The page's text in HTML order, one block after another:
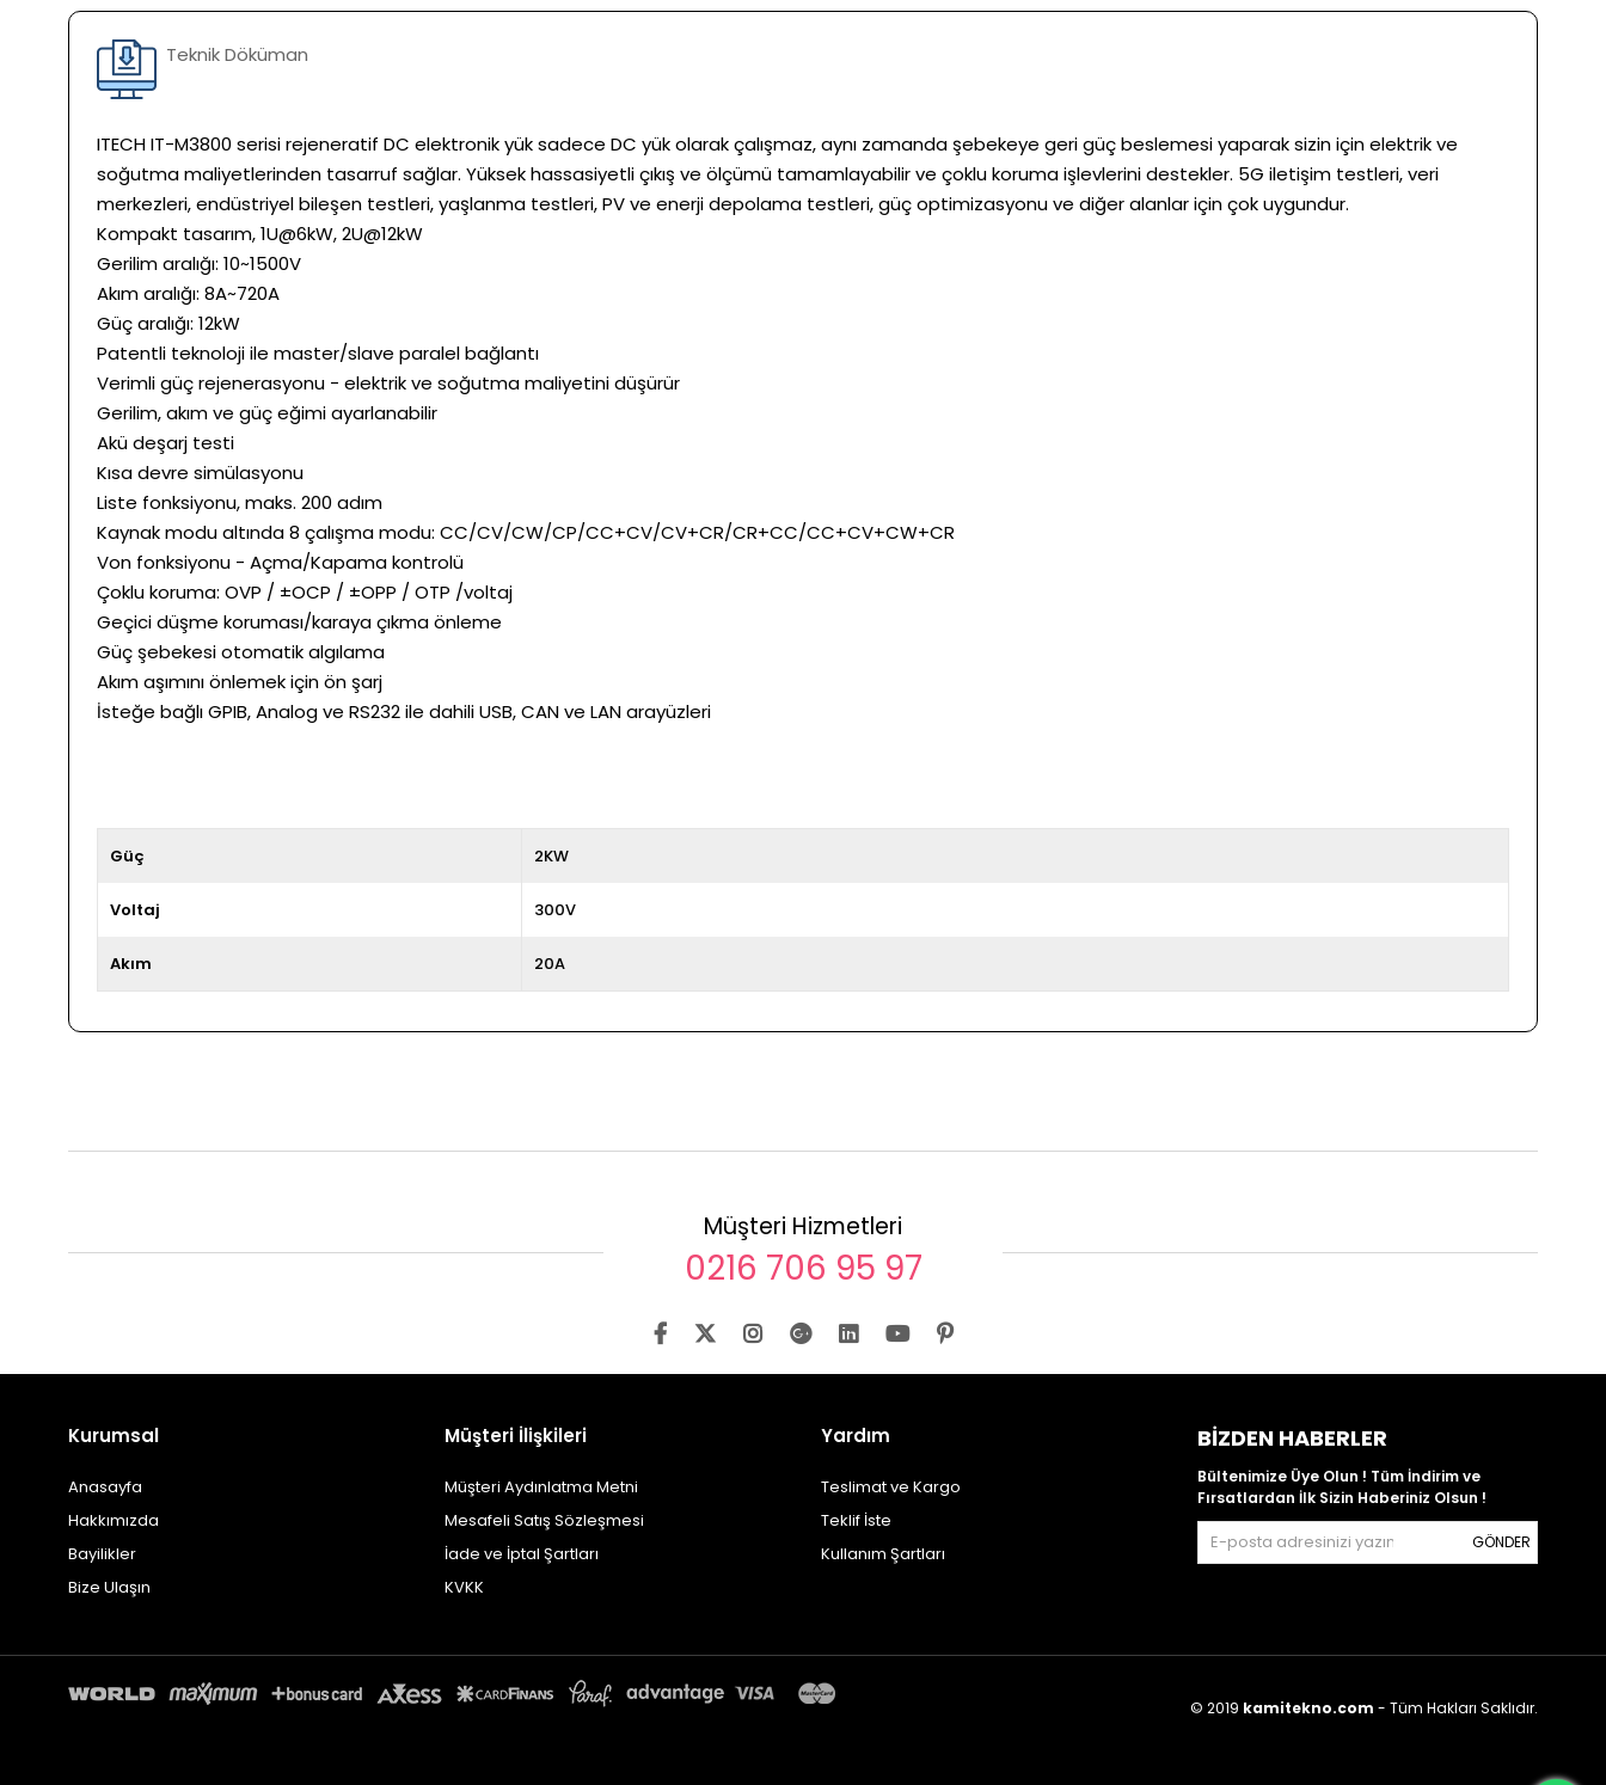
Teknik Döküman
ITECH IT-M3800 serisi rejeneratif DC elektronik yük sadece DC yük olarak çalışmaz, aynı zamanda şebekeye geri güç beslemesi yaparak sizin için elektrik ve
soğutma maliyetlerinden tasarruf sağlar. Yüksek hassasiyetli çıkış ve ölçümü tamamlayabilir ve çoklu koruma işlevlerini destekler. 5G iletişim testleri, veri
merkezleri, endüstriyel bileşen testleri, yaşlanma testleri, PV ve enerji depolama testleri, güç optimizasyonu ve diğer alanlar için çok uygundur.
Kompakt tasarım, 1U@6kW, 2U@12kW
Gerilim aralığı: 10~1500V
Akım aralığı: 8A~720A
Güç aralığı: 12kW
Patentli teknoloji ile master/slave paralel bağlantı
Verimli güç rejenerasyonu - elektrik ve soğutma maliyetini düşürür
Gerilim, akım ve güç eğimi ayarlanabilir
Akü deşarj testi
Kısa devre simülasyonu
Liste fonksiyonu, maks. 200 adım
Kaynak modu altında 8 çalışma modu: CC/CV/CW/CP/CC+CV/CV+CR/CR+CC/CC+CV+CW+CR
Von fonksiyonu - Açma/Kapama kontrolü
Çoklu koruma: OVP / ±OCP / ±OPP / OTP /voltaj
Geçici düşme koruması/karaya çıkma önleme
Güç şebekesi otomatik algılama
Akım aşımını önlemek için ön şarj
İsteğe bağlı GPIB, Analog ve RS232 ile dahili USB, CAN ve LAN arayüzleri
Güç 2KW
Voltaj 300V
Akım 20A
Müşteri Hizmetleri
0216 706 95 97
Kurumsal
Anasayfa
Hakkımızda
Bayilikler
Bize Ulaşın
Müşteri İlişkileri
Müşteri Aydınlatma Metni
Mesafeli Satış Sözleşmesi
İade ve İptal Şartları
KVKK
Yardım
Teslimat ve Kargo
Teklif İste
Kullanım Şartları
BIZDEN HABERLER
Bültenimize Üye Olun ! Tüm İndirim ve
Fırsatlardan İlk Sizin Haberiniz Olsun !
GÖNDER
© 2019 kamitekno.com - Tüm Hakları Saklıdır.